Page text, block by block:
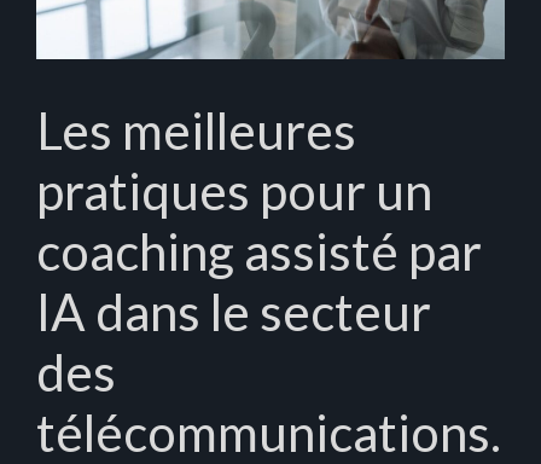
Les meilleures
pratiques pour un
coaching assisté par
IA dans le secteur
des
télécommunications.